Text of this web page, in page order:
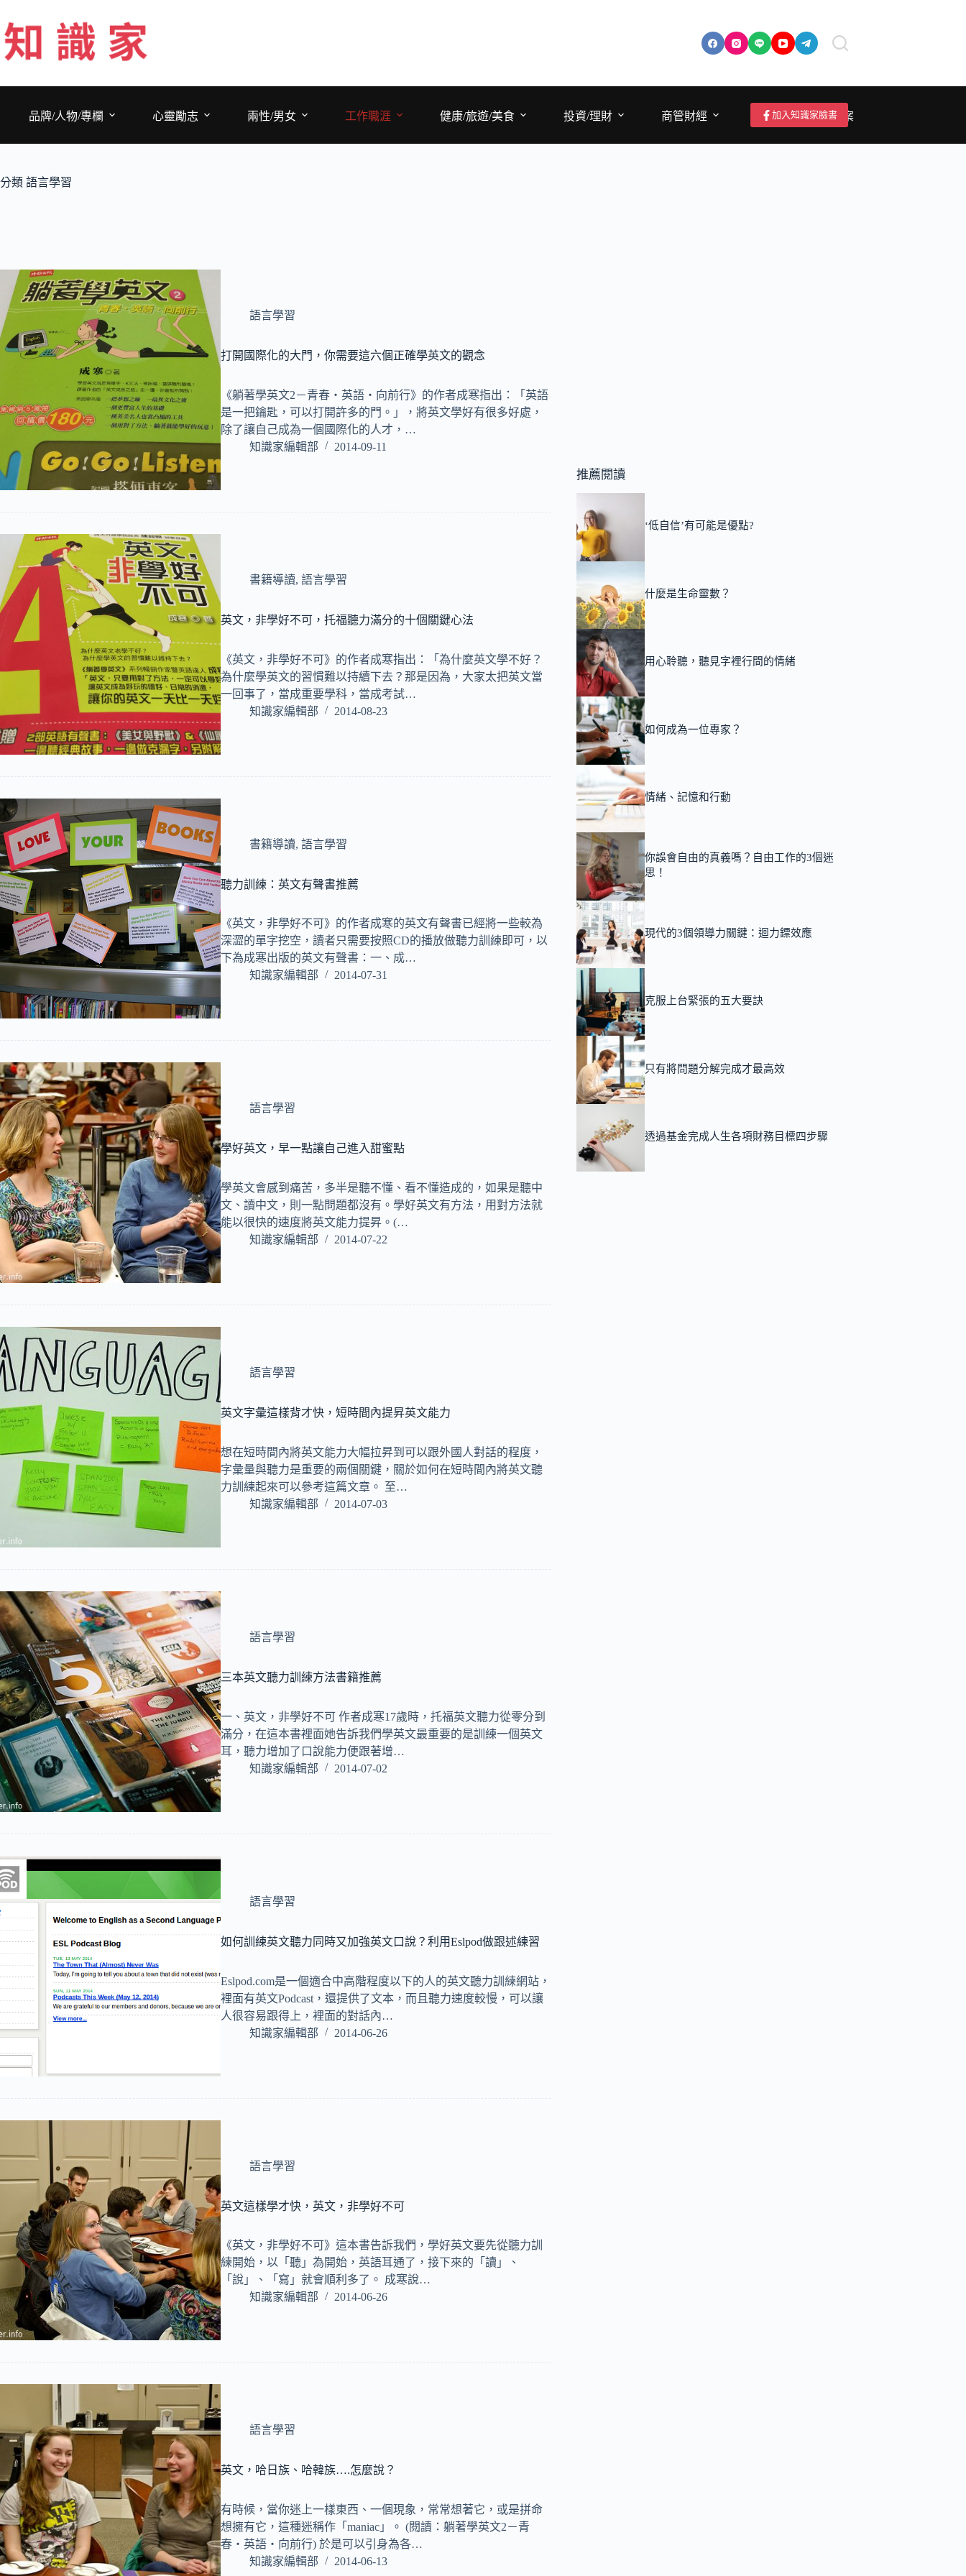
至
主
要
品牌/人物/專欄
心靈勵志 兩性/男女 工作職涯 健康/旅遊/美食 投資/理財 商管財經 成為作者/投稿/提案
加入知識家臉書
分類 語言學習
語言學習
打開國際化的大門，你需要這六個正確學英文的觀念
《躺著學英文2－青春‧英語‧向前行》的作者成寒指出：「英語
是一把鑰匙，可以打開許多的門。」，將英文學好有很多好處，
除了讓自己成為一個國際化的人才，…
知識家編輯部
2014-09-11
書籍導讀, 語言學習
英文，非學好不可，托福聽力滿分的十個關鍵心法
《英文，非學好不可》的作者成寒指出：「為什麼英文學不好？
為什麼學英文的習慣難以持續下去？那是因為，大家太把英文當
一回事了，當成重要學科，當成考試…
知識家編輯部
2014-08-23
書籍導讀, 語言學習
聽力訓練：英文有聲書推薦
《英文，非學好不可》的作者成寒的英文有聲書已經將一些較為
深澀的單字挖空，讀者只需要按照CD的播放做聽力訓練即可，以
下為成寒出版的英文有聲書：一、成…
知識家編輯部
2014-07-31
語言學習
學好英文，早一點讓自己進入甜蜜點
學英文會感到痛苦，多半是聽不懂、看不懂造成的，如果是聽中
文、讀中文，則一點問題都沒有。學好英文有方法，用對方法就
能以很快的速度將英文能力提昇。(…
知識家編輯部
2014-07-22
語言學習
英文字彙這樣背才快，短時間內提昇英文能力
想在短時間內將英文能力大幅拉昇到可以跟外國人對話的程度，
字彙量與聽力是重要的兩個關鍵，關於如何在短時間內將英文聽
力訓練起來可以參考這篇文章。 至…
知識家編輯部
2014-07-03
語言學習
三本英文聽力訓練方法書籍推薦
一、英文，非學好不可 作者成寒17歲時，托福英文聽力從零分到
滿分，在這本書裡面她告訴我們學英文最重要的是訓練一個英文
耳，聽力增加了口說能力便跟著增…
知識家編輯部
2014-07-02
語言學習
如何訓練英文聽力同時又加強英文口說？利用Eslpod做跟述練習
Eslpod.com是一個適合中高階程度以下的人的英文聽力訓練網站，
裡面有英文Podcast，還提供了文本，而且聽力速度較慢，可以讓
人很容易跟得上，裡面的對話內…
知識家編輯部
2014-06-26
語言學習
英文這樣學才快，英文，非學好不可
《英文，非學好不可》這本書告訴我們，學好英文要先從聽力訓
練開始，以「聽」為開始，英語耳通了，接下來的「讀」、
「說」、「寫」就會順利多了。 成寒說…
知識家編輯部
2014-06-26
語言學習
英文，哈日族、哈韓族….怎麼說？
有時候，當你迷上一樣東西、一個現象，常常想著它，或是拼命
想擁有它，這種迷稱作「maniac」。 (閱讀：躺著學英文2－青
春‧英語‧向前行) 於是可以引身為各…
知識家編輯部
2014-06-13
推薦閱讀
‘低自信’有可能是優點?
什麼是生命靈數？
用心聆聽，聽見字裡行間的情緒
如何成為一位專家？
情緒、記憶和行動
你誤會自由的真義嗎？自由工作的3個迷
思！
現代的3個領導力關鍵：迴力鏢效應
克服上台緊張的五大要訣
只有將問題分解完成才最高效
透過基金完成人生各項財務目標四步驟